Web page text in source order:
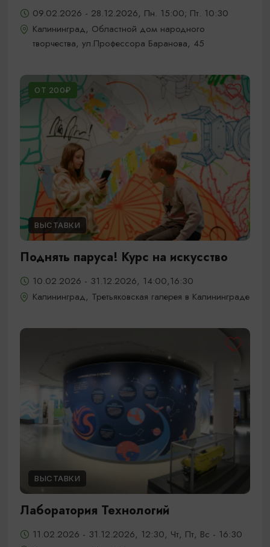
09.02.2026 - 28.12.2026, Пн. 15:00; Пт. 10:30
Калининград, Областной дом народного
творчества, ул.Профессора Баранова, 45
ОТ 200₽
ВЫСТАВКИ
Поднять паруса! Курс на искусство
10.02.2026 - 31.12.2026, 14:00,16:30
Калининград, Третьяковская галерея в Калининграде
ВЫСТАВКИ
Лаборатория Технологий
11.02.2026 - 31.12.2026, 12:30, Чт, Пт, Вс - 16:30